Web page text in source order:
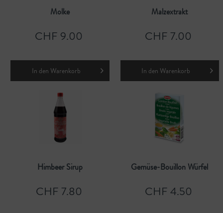
Molke
CHF 9.00
In den Warenkorb
Malzextrakt
CHF 7.00
In den Warenkorb
Himbeer Sirup
CHF 7.80
Gemüse-Bouillon Würfel
CHF 4.50